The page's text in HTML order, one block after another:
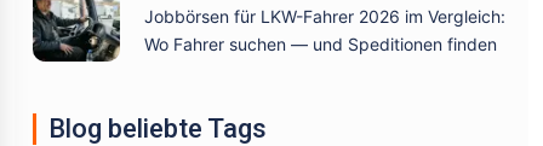
Jobbörsen für LKW-Fahrer 2026 im Vergleich:
Wo Fahrer suchen — und Speditionen finden
Blog beliebte Tags